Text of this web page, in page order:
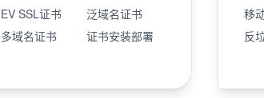
EV SSL证书
泛域名证书
多域名证书
证书安装部署
移
反